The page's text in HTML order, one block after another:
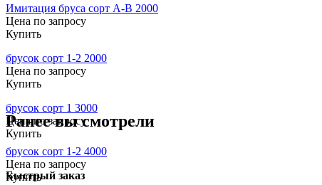
Имитация бруса сорт А-В 2000
Цена по запросу
Купить
брусок сорт 1-2 2000
Цена по запросу
Купить
брусок сорт 1 3000
Цена по запросу
Купить
Ранее вы смотрели
брусок сорт 1-2 4000
Цена по запросу
Купить
Быстрый заказ